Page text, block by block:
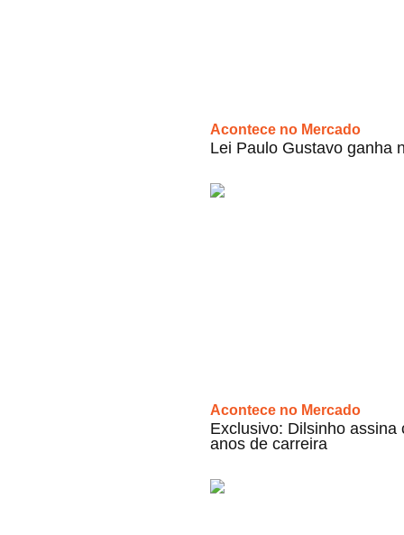
Acontece no Mercado
Lei Paulo Gustavo ganha
Acontece no Mercado
Exclusivo: Dilsinho
anos de carreira